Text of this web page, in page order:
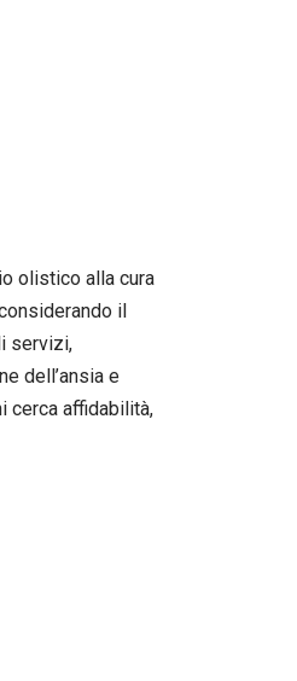
olistico alla cura
il
servizi,
dell’ansia e
cerca affidabilità,